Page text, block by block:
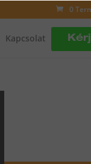
0
Kapcsolat